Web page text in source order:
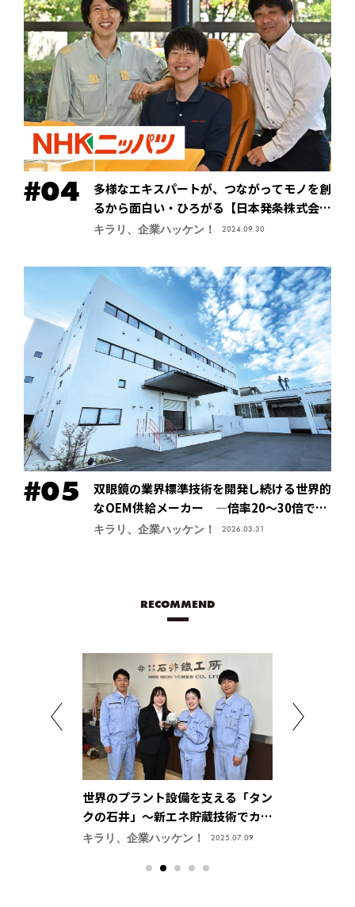
多様なエキスパートが、つながってモノを創
るから面白い・ひろがる【日本発条株式会社
（ニッパツ）】
キラリ、企業ハッケン！ 2024.09.30
双眼鏡の業界標準技術を開発し続ける世界的
なOEM供給メーカー ―倍率20～30倍でも
像が安定する手振れ防止技術で特許取得、今
キラリ、企業ハッケン！ 2026.03.31
RECOMMEND
世界のプラント設備を支える「タン
クの石井」～新エネ貯蔵技術でカー
ボンニュートラル社会を実現【株式
キラリ、企業ハッケン！ 2025.07.09